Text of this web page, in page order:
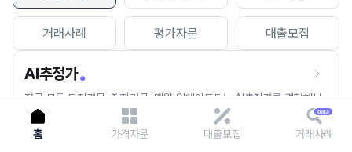
거래사례 평가자문 대출모집
AI추정가
전국 모든 토지건물, 집합건물, 매월 업데이트되는 AI추정가를 경험해보
세요.
홈 가격자문 대출모집 거래사례